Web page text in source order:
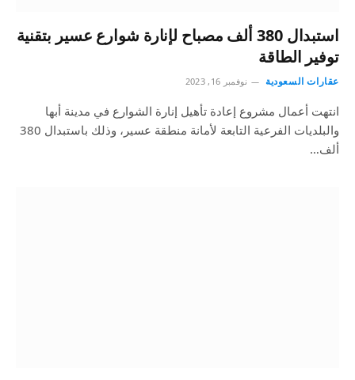
استبدال 380 ألف مصباح لإنارة شوارع عسير بتقنية
توفير الطاقة
عقارات السعودية نوفمبر 16, 2023
انتهت أعمال مشروع إعادة تأهيل إنارة الشوارع في مدينة أبها
والبلديات الفرعية التابعة لأمانة منطقة عسير، وذلك باستبدال 380
ألف…